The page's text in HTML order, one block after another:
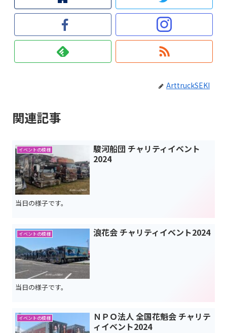
ArttruckSEKI
関連記事
イベントの模様
駿河船団 チャリティイベント
2024
当日の様子です。
イベントの模様 浪花会 チャリティイベント2024
当日の様子です。
イベントの模様
ＮＰＯ法人 全国花魁会 チャリテ
ィイベント2024